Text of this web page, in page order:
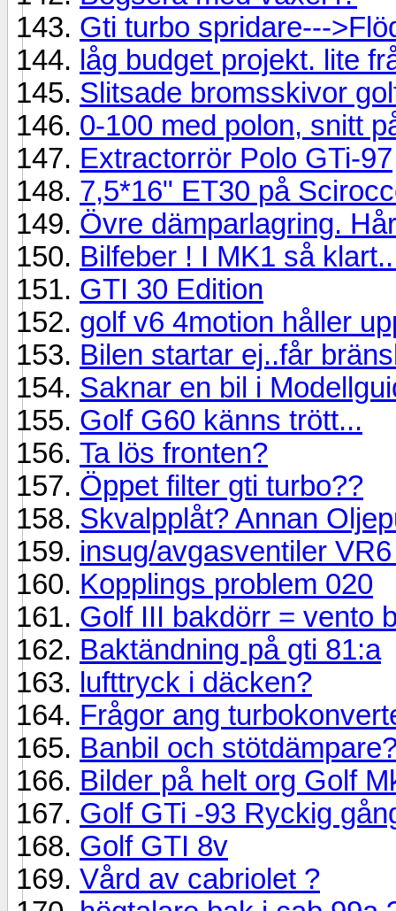
Gti turbo spridare---
låg budget projekt. lite
Slitsade bromsskivor
0-100 med polon, snitt
Extractorrör Polo GTi-97
7,5*16" ET30 på
Övre dämparlagring.
Bilfeber ! I MK1 så
GTI 30 Edition
golf v6 4motion håller
Bilen startar ej..får
Saknar en bil i
Golf G60 känns trött...
Ta lös fronten?
Öppet filter gti turbo??
Skvalpplåt? Annan
insug/avgasventiler
Kopplings problem 020
Golf III bakdörr = vento
Baktändning på gti 81:a
lufttryck i däcken?
Frågor ang
Banbil och
Bilder på helt org Golf
Golf GTi -93 Ryckig
Golf GTI 8v
Vård av cabriolet ?